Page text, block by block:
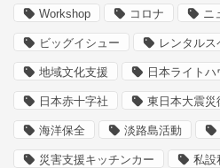
Workshop コロナ ニ
ビッグイシュー レンタルス
地域文化支援 日本ライトハ
日本赤十字社 東日本大震災
海洋保全 淡路島活動
災害支援キッチンカー 私設